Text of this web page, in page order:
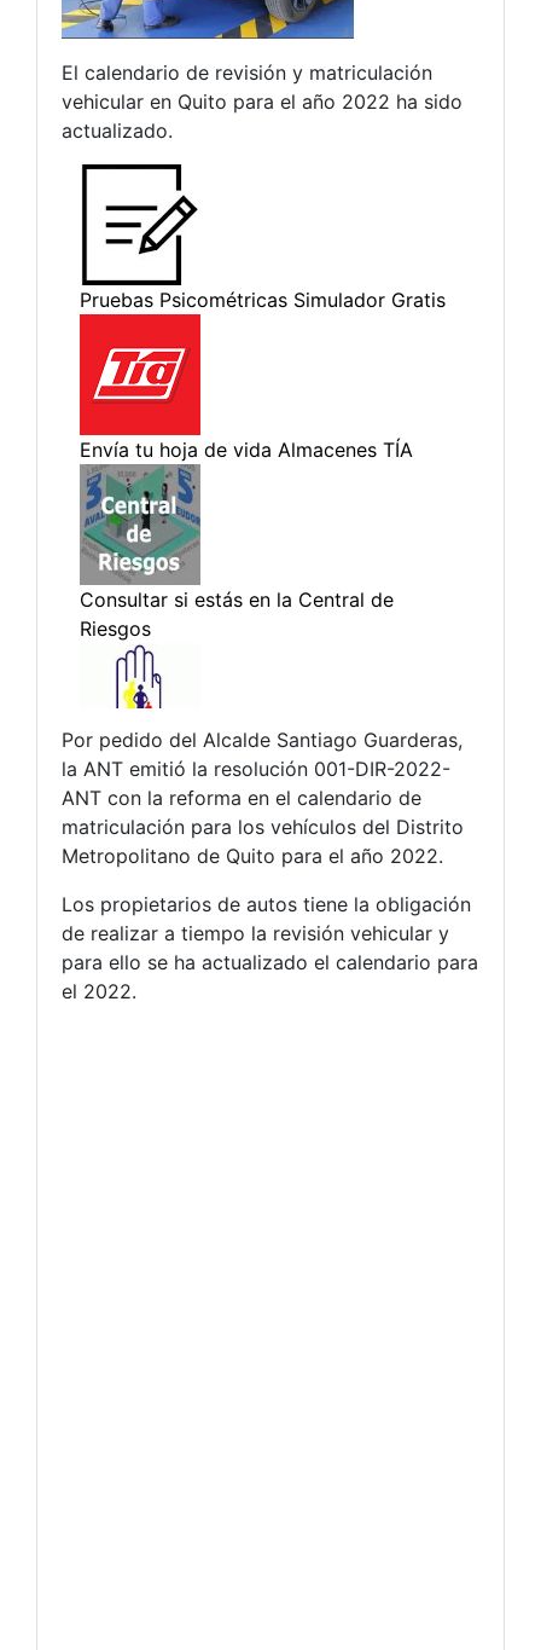
El calendario de revisión y matriculación
vehicular en Quito para el año 2022 ha sido
actualizado.
Por pedido del Alcalde Santiago Guarderas,
la ANT emitió la resolución 001-DIR-2022-
ANT con la reforma en el calendario de
matriculación para los vehículos del Distrito
Metropolitano de Quito para el año 2022.
Los propietarios de autos tiene la obligación
de realizar a tiempo la revisión vehicular y
para ello se ha actualizado el calendario para
el 2022.